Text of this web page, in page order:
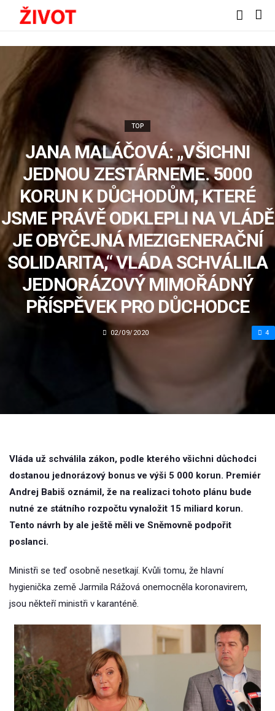
TOP
JANA MALÁČOVÁ: „VŠICHNI
JEDNOU ZESTÁRNEME. 5000
KORUN K DŮCHODŮM, KTERÉ
JSME PRÁVĚ ODKLEPLI NA VLÁDĚ
JE OBYČEJNÁ MEZIGENERAČNÍ
SOLIDARITA,“ VLÁDA SCHVÁLILA
JEDNORÁZOVÝ MIMOŘÁDNÝ
PŘÍSPĚVEK PRO DŮCHODCE
02/09/2020 4
Vláda už schválila zákon, podle kterého všichni důchodci
dostanou jednorázový bonus ve výši 5 000 korun. Premiér
Andrej Babiš oznámil, že na realizaci tohoto plánu bude
nutné ze státního rozpočtu vynaložit 15 miliard korun.
Tento návrh by ale ještě měli ve Sněmovně podpořit
poslanci.
Ministři se teď osobně nesetkají. Kvůli tomu, že hlavní
hygienička země Jarmila Rážová onemocněla koronavirem,
jsou někteří ministři v karanténě.